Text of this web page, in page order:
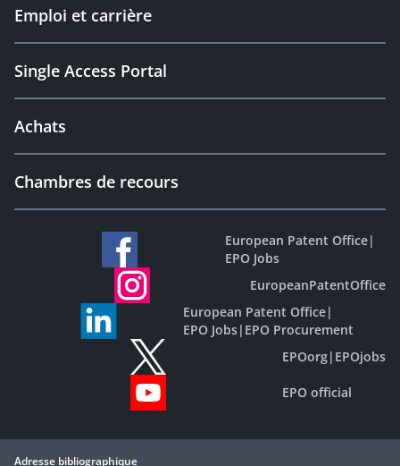
Emploi et carrière
Single Access Portal
Achats
Chambres de recours
European Patent Office|
EPO Jobs
EuropeanPatentOffice
European Patent Office|
EPO Jobs| EPO Procurement
EPOorg| EPOjobs
EPO official
Adresse bibliographique